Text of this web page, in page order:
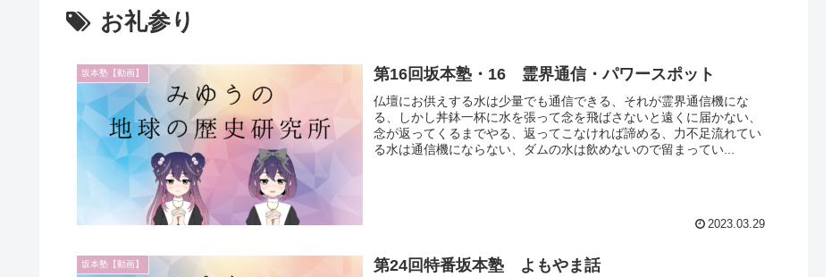
お礼参り
坂本塾【動画】 第16回坂本塾・16 霊界通信・パワースポット
仏壇にお供えする水は少量でも通信できる、それが霊界通信機にな
る、しかし丼鉢一杯に水を張って念を飛ばさないと遠くに届かない、
念が返ってくるまでやる、返ってこなければ諦める、力不足流れてい
る水は通信機にならない、ダムの水は飲めないので留まってい...
2023.03.29
坂本塾【動画】 第24回特番坂本塾 よもやま話